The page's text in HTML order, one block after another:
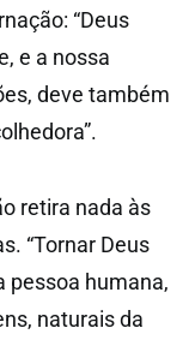
“Deus
e a nossa
deve também
retira nada às
“Tornar Deus
pessoa humana,
naturais da